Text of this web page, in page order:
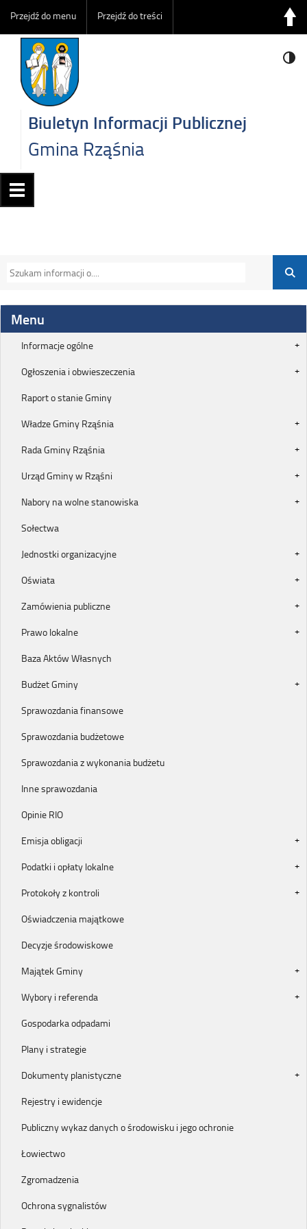
Przejdź do menu Przejdź do treści
Biuletyn Informacji Publicznej
Gmina Rząśnia
Menu
Informacje ogólne
Ogłoszenia i obwieszeczenia
Raport o stanie Gminy
Władze Gminy Rząśnia
Rada Gminy Rząśnia
Urząd Gminy w Rząśni
Nabory na wolne stanowiska
Sołectwa
Jednostki organizacyjne
Oświata
Zamówienia publiczne
Prawo lokalne
Baza Aktów Własnych
Budżet Gminy
Sprawozdania finansowe
Sprawozdania budżetowe
Sprawozdania z wykonania budżetu
Inne sprawozdania
Opinie RIO
Emisja obligacji
Podatki i opłaty lokalne
Protokoły z kontroli
Oświadczenia majątkowe
Decyzje środowiskowe
Majątek Gminy
Wybory i referenda
Gospodarka odpadami
Plany i strategie
Dokumenty planistyczne
Rejestry i ewidencje
Publiczny wykaz danych o środowisku i jego ochronie
Łowiectwo
Zgromadzenia
Ochrona sygnalistów